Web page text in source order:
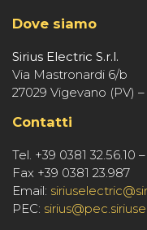
Dove siamo
Sirius Electric S.r.l.
Via Mastronardi 6/b
27029 Vigevano (PV)
Contatti
Tel. +39 0381 32.56.10 –
Fax +39 0381 23.987
Email:
PEC: